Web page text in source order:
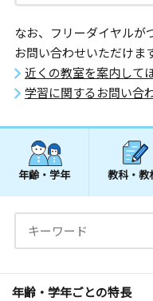
なお、フリーダイヤルが
お問い合わせいただけま
近くの教室を案内して
学習に関するお問い合
年齢・学年 教科・教
年齢・学年ごとの特長